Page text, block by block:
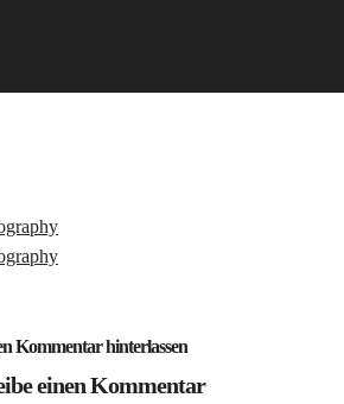
Kommentar hinterlassen
einen Kommentar